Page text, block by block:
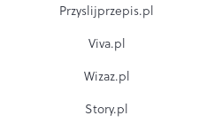
Przyslijprzepis.pl
Viva.pl
Wizaz.pl
Story.pl